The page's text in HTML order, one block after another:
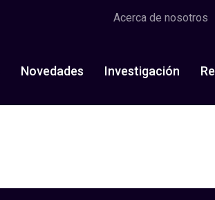
Acerca de nosotros
Novedades Investigación